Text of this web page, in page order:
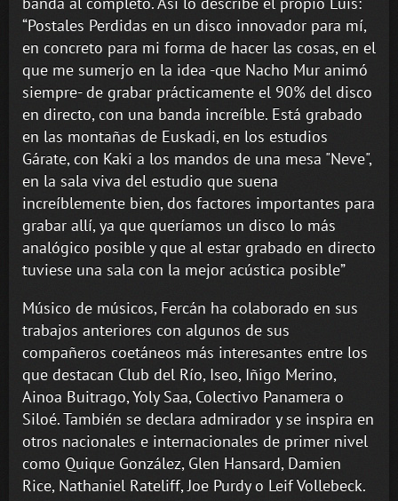
“Postales Perdidas en un disco innovador para mí,
en concreto para mi forma de hacer las cosas, en el
que me sumerjo en la idea -que Nacho Mur animó
siempre- de grabar prácticamente el 90% del disco
en directo, con una banda increíble. Está grabado
en las montañas de Euskadi, en los estudios
Gárate, con Kaki a los mandos de una mesa "Neve",
en la sala viva del estudio que suena
increíblemente bien, dos factores importantes para
grabar allí, ya que queríamos un disco lo más
analógico posible y que al estar grabado en directo
tuviese una sala con la mejor acústica posible”
Músico de músicos, Fercán ha colaborado en sus
trabajos anteriores con algunos de sus
compañeros coetáneos más interesantes entre los
que destacan Club del Río, Iseo, Iñigo Merino,
Ainoa Buitrago, Yoly Saa, Colectivo Panamera o
Siloé. También se declara admirador y se inspira en
otros nacionales e internacionales de primer nivel
como Quique González, Glen Hansard, Damien
Rice, Nathaniel Rateliff, Joe Purdy o Leif Vollebeck.